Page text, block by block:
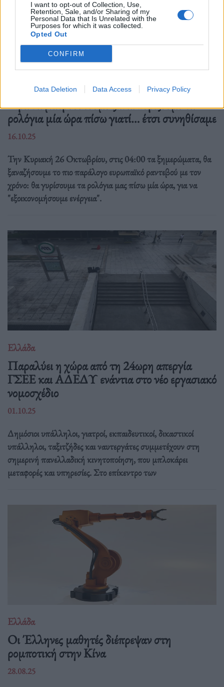
I want to opt-out of Collection, Use,
Retention, Sale, and/or Sharing of my
Personal Data that Is Unrelated with the
Purposes for which it was collected.
Opted Out
CONFIRM
Data Deletion Data Access Privacy Policy
Ελλάδα
Ώρα να μπερδευτούμε ξανά: Γυρίζουμε τα
ρολόγια μία ώρα πίσω γιατί… έτσι συνηθίσαμε
16.10.25
Την Κυριακή 26 Οκτωβρίου, στις 04:00 τα ξημερώματα, θα
ξαναζήσουμε το πιο παράλογο ευρωπαϊκό ραντεβού με τον
χρόνο: θα γυρίσουμε τα ρολόγια μας πίσω μία ώρα, για να
"εξοικονομήσουμε ενέργεια".
Ελλάδα
Παραλύει η χώρα από τη 24ωρη απεργία
ΓΣΕΕ και ΑΔΕΔΥ ενάντια στο νέο εργασιακό
νομοσχέδιο
01.10.25
Δημόσιοι υπάλληλοι, γιατροί, εκπαιδευτικοί, δικαστικοί
υπάλληλοι, ταξιτζήδες και ναυτεργάτες συμμετέχουν στη
σημερινή πανελλαδική κινητοποίηση, που μπλοκάρει
μεταφορές και υπηρεσίες. Στο επίκεντρο των
Ελλάδα
Οι Έλληνες μαθητές διέπρεψαν στη
ρομποτική στην Κίνα
28.08.25